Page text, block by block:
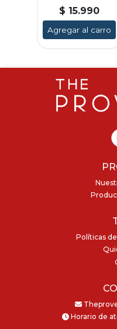
$ 15.990
Agregar al carro
Políticas
Horario de